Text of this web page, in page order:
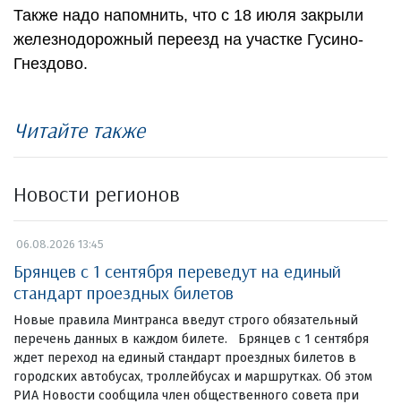
Также надо напомнить, что с 18 июля закрыли
железнодорожный переезд на участке Гусино-
Гнездово.
Читайте также
Новости регионов
06.08.2026 13:45
Брянцев с 1 сентября переведут на единый
стандарт проездных билетов
Новые правила Минтранса введут строго обязательный
перечень данных в каждом билете. Брянцев с 1 сентября
ждет переход на единый стандарт проездных билетов в
городских автобусах, троллейбусах и маршрутках. Об этом
РИА Новости сообщила член общественного совета при